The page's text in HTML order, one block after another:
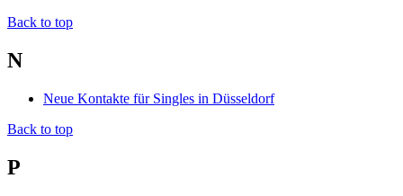
Back to top
N
Neue Kontakte für Singles in Düsseldorf
Back to top
P